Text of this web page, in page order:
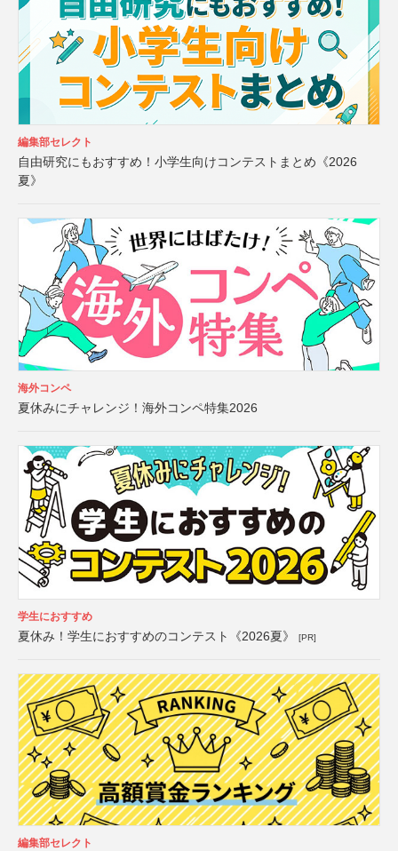
編集部セレクト
自由研究にもおすすめ！小学生向けコンテストまとめ《2026
夏》
海外コンペ
夏休みにチャレンジ！海外コンペ特集2026
学生におすすめ
夏休み！学生におすすめのコンテスト《2026夏》 [PR]
編集部セレクト